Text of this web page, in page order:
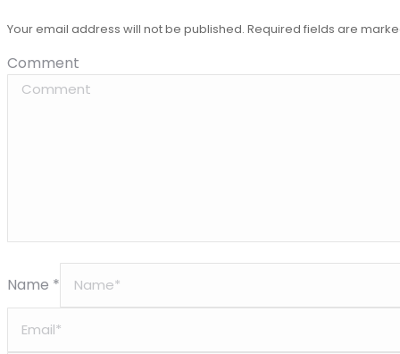
Your email address will not be published. Required fields are
Comment
Name *